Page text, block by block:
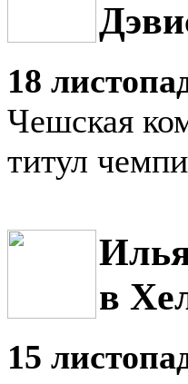
18
Чешская
титул
в
15